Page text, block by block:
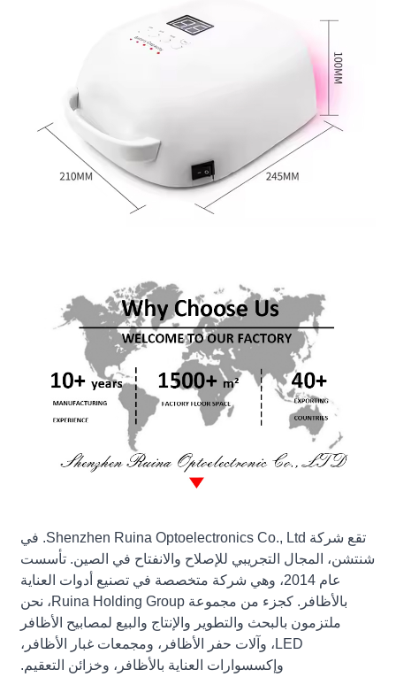
تقع شركة Shenzhen Ruina Optoelectronics Co., Ltd. في
شنتشن، المجال التجريبي للإصلاح والانفتاح في الصين. تأسست
عام 2014، وهي شركة متخصصة في تصنيع أدوات العناية
بالأظافر. كجزء من مجموعة Ruina Holding Group، نحن
ملتزمون بالبحث والتطوير والإنتاج والبيع لمصابيح الأظافر
LED، وآلات حفر الأظافر، ومجمعات غبار الأظافر،
وإكسسوارات العناية بالأظافر، وخزائن التعقيم.